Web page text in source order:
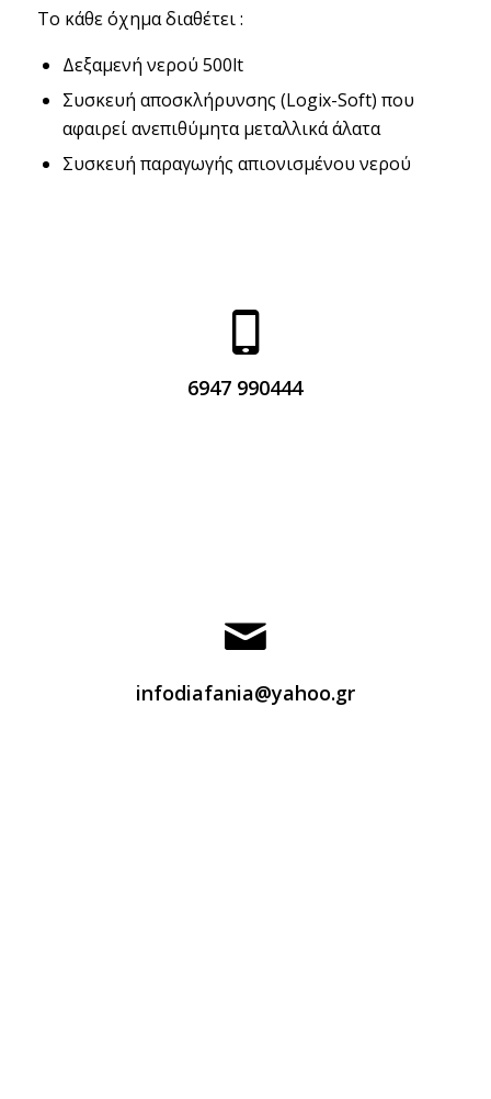
Το κάθε όχημα διαθέτει :
Δεξαμενή νερού 500lt
Συσκευή αποσκλήρυνσης (Logix-Soft) που
αφαιρεί ανεπιθύμητα μεταλλικά άλατα
Συσκευή παραγωγής απιονισμένου νερού
6947 990444
infodiafania@yahoo.gr